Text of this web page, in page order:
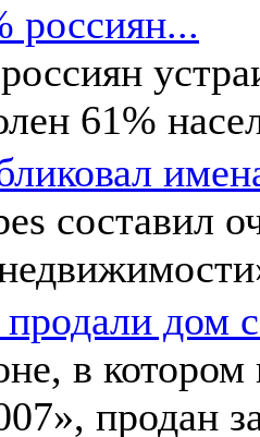
россиян...
61%
составил
дом
в
продан